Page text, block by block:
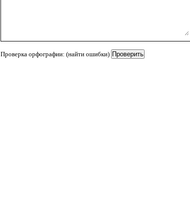
Проверка орфографии: (найти ошибки)